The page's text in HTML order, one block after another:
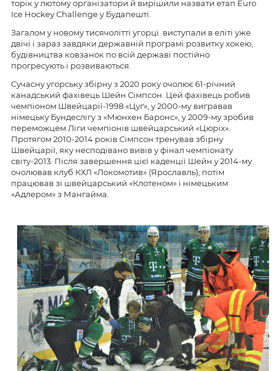
торік у лютому організатори й вирішили назвати етап Euro
Ice Hockey Challenge у Будапешті.
Загалом у новому тисячолітті угорці виступали в еліті уже
двічі і зараз завдяки державній програмі розвитку хокею,
будівництва ковзанок по всій державі постійно
прогресують і розвиваються.
Сучасну угорську збірну з 2020 року очолює 61-річний
канадський фахівець Шейн Сімпсон. Цей фахівець робив
чемпіоном Швейцарії-1998 «Цуґ», у 2000-му вигравав
німецьку Бундеслігу з «Мюнхен Баронс», у 2009-му зробив
переможцем Ліги чемпіонів швейцарський «Цюріх».
Протягом 2010-2014 років Сімпсон тренував збірну
Швейцарії, яку несподівано вивів у фінал чемпіонату
світу-2013. Після завершення цієї каденції Шейн у 2014-му
очолював клуб КХЛ «Локомотив» (Ярославль), потім
працював зі швейцарський «Клотеном» і німецьким
«Адлером» з Мангайма.